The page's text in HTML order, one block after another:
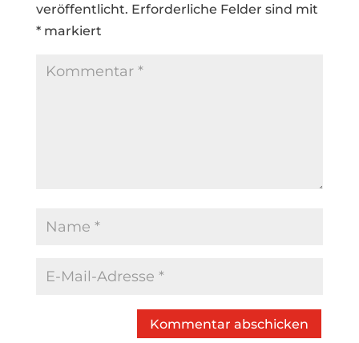
veröffentlicht. Erforderliche Felder sind mit
*markiert
Kommentar abschicken